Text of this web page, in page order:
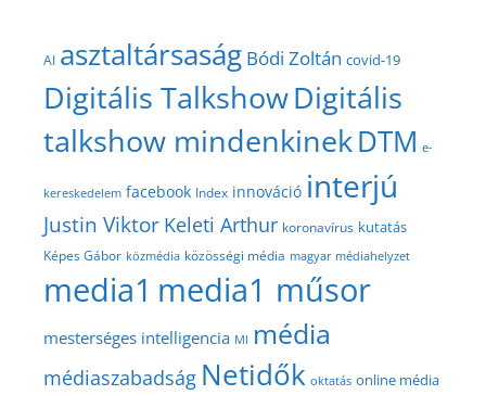
AI asztaltársaság Bódi Zoltán covid-19
Digitális TalkshowDigitális
talkshow mindenkinekDTM e-
kereskedelem facebook Index innováció interjú
Justin Viktor Keleti Arthur koronavírus kutatás
Képes Gábor közmédia közösségi média magyar médiahelyzet
media1 media1 műsor
mesterséges intelligencia MI média
médiaszabadság Netidők oktatás online média